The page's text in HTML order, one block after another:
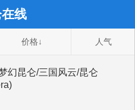
线
价格↓ 人气
幻昆仑/三国风云/昆仑